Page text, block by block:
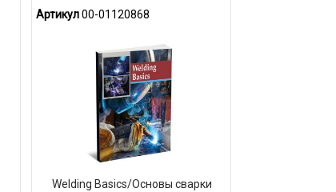
Артикул00-01120868
Welding Basics/Основы сварки